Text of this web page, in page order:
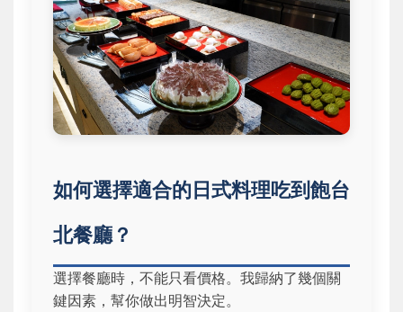
如何選擇適合的日式料理吃到飽台
北餐廳？
選擇餐廳時，不能只看價格。我歸納了幾個關
鍵因素，幫你做出明智決定。